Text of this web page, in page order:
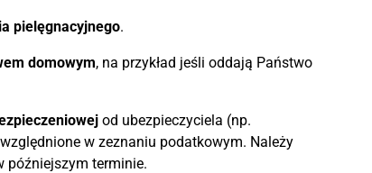
pielęgnacyjnego.
domowym, na przykład jeśli oddają Państwo
od ubezpieczyciela (np.
w zeznaniu podatkowym. Należy
późniejszym terminie.